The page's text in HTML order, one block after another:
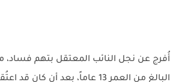
أُفرج عن نجل النائب المعتقل بتهم فساد،
البالغ من العمر 13 عاماً، بعد أن